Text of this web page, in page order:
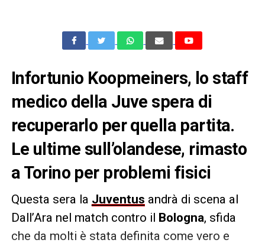
Infortunio Koopmeiners, lo staff
medico della Juve spera di
recuperarlo per quella partita.
Le ultime sull’olandese, rimasto
a Torino per problemi fisici
Questa sera la Juventus andrà di scena al
Dall’Ara nel match contro il Bologna, sfida
che da molti è stata definita come vero e